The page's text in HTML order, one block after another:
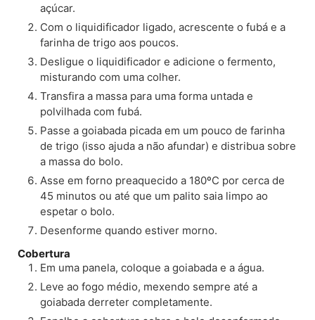
açúcar.
Com o liquidificador ligado, acrescente o fubá e a
farinha de trigo aos poucos.
Desligue o liquidificador e adicione o fermento,
misturando com uma colher.
Transfira a massa para uma forma untada e
polvilhada com fubá.
Passe a goiabada picada em um pouco de farinha
de trigo (isso ajuda a não afundar) e distribua sobre
a massa do bolo.
Asse em forno preaquecido a 180ºC por cerca de
45 minutos ou até que um palito saia limpo ao
espetar o bolo.
Desenforme quando estiver morno.
Cobertura
Em uma panela, coloque a goiabada e a água.
Leve ao fogo médio, mexendo sempre até a
goiabada derreter completamente.